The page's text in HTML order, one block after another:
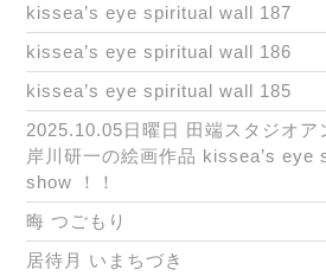
kissea’s eye spiritual wall 187
kissea’s eye spiritual wall 186
kissea’s eye spiritual wall 185
2025.10.05日曜日 田端スタジオア
岸川研一の絵画作品 kissea’s
show ！！
晦 つごもり
居待月 いまちづき